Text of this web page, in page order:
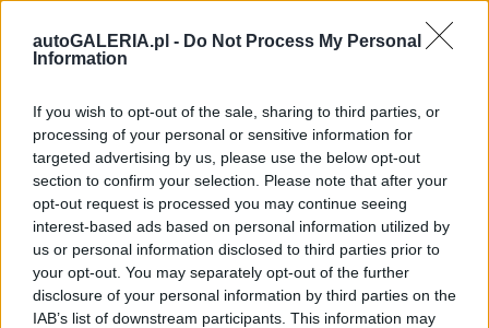
autoGALERIA.pl - Do Not Process My Personal
Information
If you wish to opt-out of the sale, sharing to third parties, or
processing of your personal or sensitive information for
targeted advertising by us, please use the below opt-out
section to confirm your selection. Please note that after your
opt-out request is processed you may continue seeing
interest-based ads based on personal information utilized by
us or personal information disclosed to third parties prior to
your opt-out. You may separately opt-out of the further
disclosure of your personal information by third parties on the
IAB’s list of downstream participants. This information may